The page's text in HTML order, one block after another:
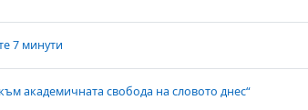
7 минути
академичната свобода на словото днес“